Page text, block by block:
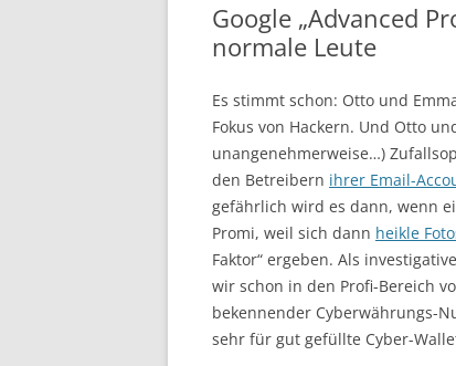
Google „Advanced
normale Leute
Es stimmt schon: Otto und
Fokus von Hackern. Und Otto
unangenehmerweise…)
den Betreibern ihrer Email-
gefährlich wird es dann, wenn
Promi, weil sich dann heikle
Faktor“ ergeben. Als
wir schon in den Profi-Bereich
bekennender Cyberwährungs-
sehr für gut gefüllte Cyber-